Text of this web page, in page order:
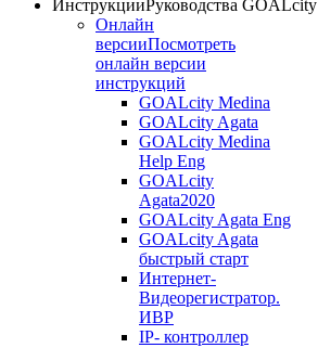
ИнструкцииРуководства GOALcity
Онлайн
версииПосмотреть
онлайн версии
инструкций
GOALcity Medina
GOALcity Agata
GOALcity Medina
Help Eng
GOALcity
Agata2020
GOALcity Agata Eng
GOALcity Agata
быстрый старт
Интернет-
Видеорегистратор.
ИВР
IP- контроллер